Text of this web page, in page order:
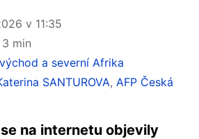
v 11:35
min
a severní Afrika
SANTUROVA, AFP Česká
na internetu objevily